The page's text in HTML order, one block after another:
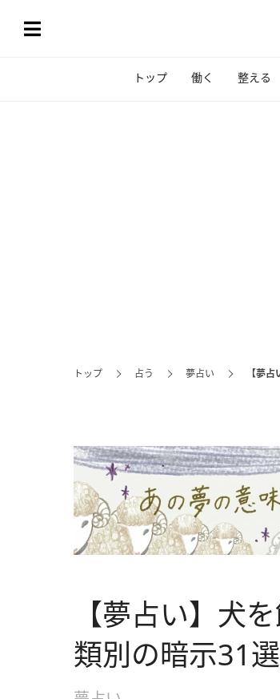
トップ 働く 整える
トップ 占う 夢占い 【夢
【夢占い】犬
類別の暗示31選